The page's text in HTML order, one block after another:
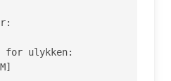
for ulykken: